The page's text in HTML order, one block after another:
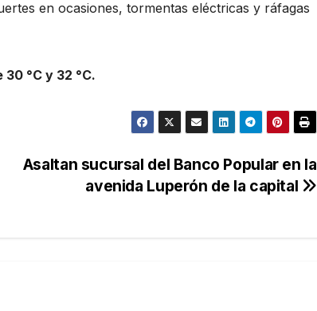
en ocasiones, tormentas eléctricas y ráfagas
°C y 32 °C.
Asaltan sucursal del Banco Popular en la
avenida Luperón de la capital